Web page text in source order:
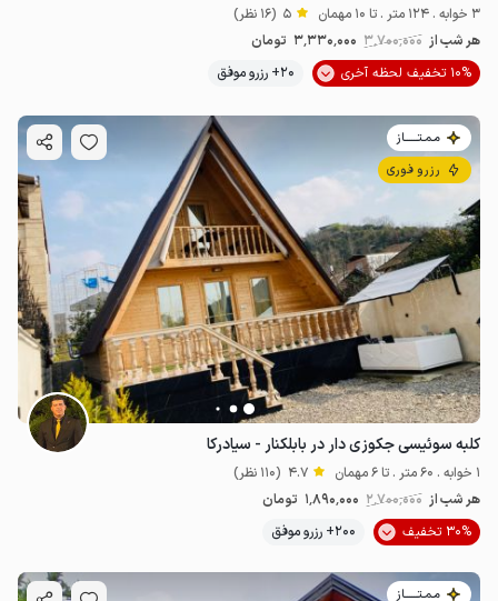
2.52میلیون ت 4.6 1.6 میلیون ت 4.7
3 خوابه . 124 متر . تا 10 مهمان 5 (16 نظر)
هر شب از 3٬700٬000 3٬330٬000 تومان
10% تخفیف لحظه آخری
20+ رزرو موفق
مـمـتــــــاز
رزرو فوری
کلبه سوئیسی جکوزی دار در بابلکنار - سیادرکا
1 خوابه . 60 متر . تا 6 مهمان 4.7 (110 نظر)
هر شب از 2٬700٬000 1٬890٬000 تومان
30% تخفیف
200+ رزرو موفق
مـمـتــــــاز